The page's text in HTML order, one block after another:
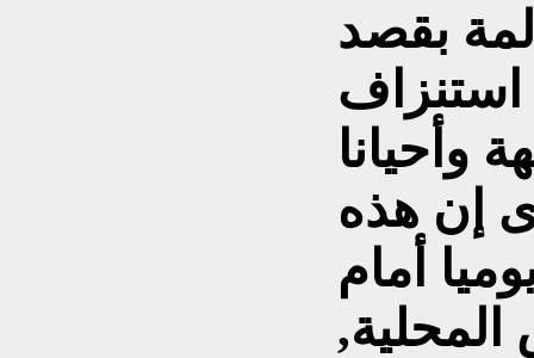
بقصد
استنزاف
وأحيانا
إن هذه
أمام